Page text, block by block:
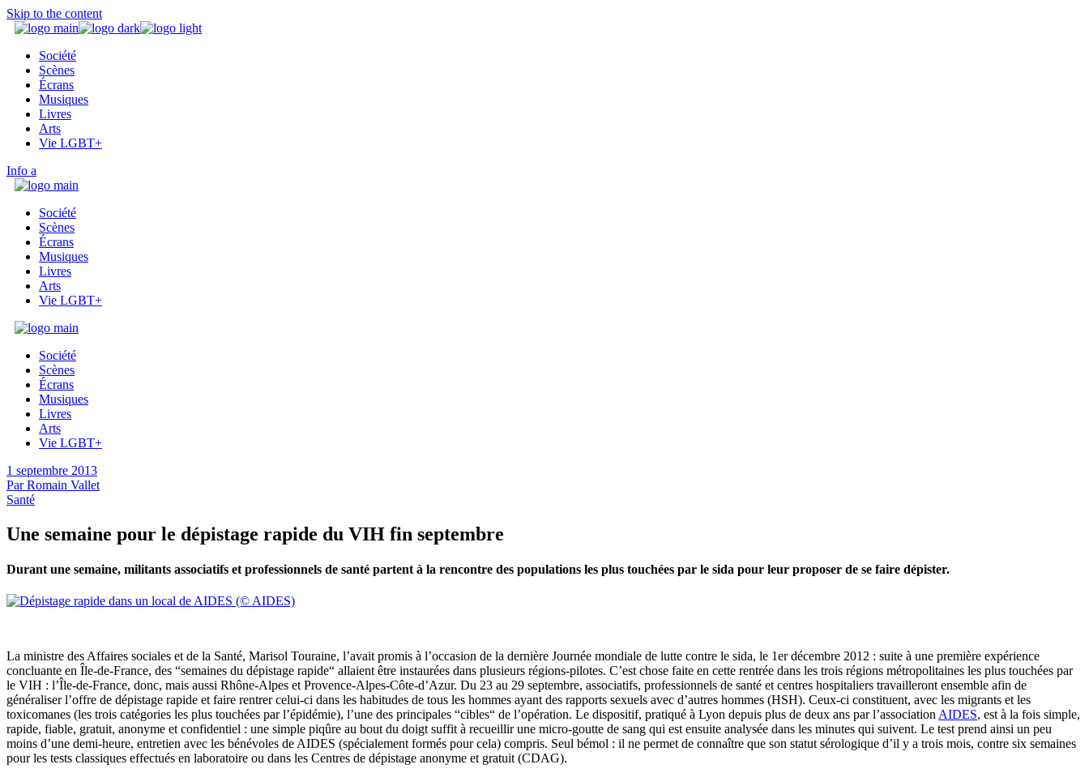
Skip to the content
Société
Scènes
Écrans
Musiques
Livres
Arts
Vie LGBT+
Info
Société
Scènes
Écrans
Musiques
Livres
Arts
Vie LGBT+
Société
Scènes
Écrans
Musiques
Livres
Arts
Vie LGBT+
1 septembre 2013
ParRomain Vallet
Santé
Une semaine pour le dépistage rapide du VIH fin septembre
Durant une semaine, militants associatifs et professionnels de santé partent à la rencontre des populations les plus touchées par le sida pour leur proposer de se faire dépister.
La ministre des Affaires sociales et de la Santé, Marisol Touraine, l’avait promis à l’occasion de la dernière Journée mondiale de lutte contre le sida, le 1er décembre 2012 : suite à une première expérience
concluante en Île-de-France, des “semaines du dépistage rapide“ allaient être instaurées dans plusieurs régions-pilotes. C’est chose faite en cette rentrée dans les trois régions métropolitaines les plus touchées par
le VIH : l’Île-de-France, donc, mais aussi Rhône-Alpes et Provence-Alpes-Côte-d’Azur. Du 23 au 29 septembre, associatifs, professionnels de santé et centres hospitaliers travailleront ensemble afin de
généraliser l’offre de dépistage rapide et faire rentrer celui-ci dans les habitudes de tous les hommes ayant des rapports sexuels avec d’autres hommes (HSH). Ceux-ci constituent, avec les migrants et les
toxicomanes (les trois catégories les plus touchées par l’épidémie), l’une des principales “cibles“ de l’opération. Le dispositif, pratiqué à Lyon depuis plus de deux ans par l’associationAIDES, est à la fois simple,
rapide, fiable, gratuit, anonyme et confidentiel : une simple piqûre au bout du doigt suffit à recueillir une micro-goutte de sang qui est ensuite analysée dans les minutes qui suivent. Le test prend ainsi un peu
moins d’une demi-heure, entretien avec les bénévoles de AIDES (spécialement formés pour cela) compris. Seul bémol : il ne permet de connaître que son statut sérologique d’il y a trois mois, contre six semaines
pour les tests classiques effectués en laboratoire ou dans les Centres de dépistage anonyme et gratuit (CDAG).